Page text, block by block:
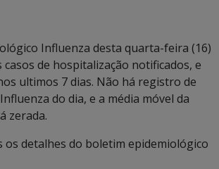
Influenza desta quarta-feira (16)
de hospitalização notificados, e
ultimos 7 dias. Não há registro de
do dia, e a média móvel da
zerada.
os detalhes do boletim epidemiológico